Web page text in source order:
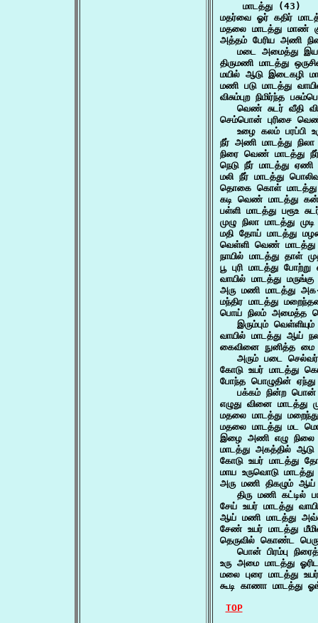
    மாடத்து (43)
மதர்வை ஓர் கதிர்
மதலை மாடத்து மாண்
அத்தம் பேரிய அணி
மடை அமைத்து
திருமணி மாடத்து
மயில் ஆடு இடைகழி
மணி படு மாடத்து
விசும்புற நிமிர்ந்த
வெண் சுடர் வீதி
செம்பொன் புரிசை
உழை கலம் பரப்பி
நீர் அணி மாடத்து
நிரை வெண் மாடத்து
நெடு நீர் மாடத்து
மலி நீர் மாடத்து
தொகை கொள்
கடி வெண் மாடத்து
பள்ளி மாடத்து பரூஉ
முழு நிலா மாடத்து
மதி தோய் மாடத்து
வெள்ளி வெண்
நாயில் மாடத்து தாள்
பூ புரி மாடத்து
வாயில் மாடத்து
அரு மணி மாடத்து
மந்திர மாடத்து
பொய் நிலம் அமைத்த
இரும்பும்
வாயில் மாடத்து ஆய்
கைவினை நுனித்த மை
அரும் படை செல்வர்
கோடு உயர் மாடத்து
போந்த பொழுதின் ஏந்து
பக்கம் நின்ற பொன்
எழுது வினை மாடத்து
மதலை மாடத்து
மதலை மாடத்து மட
இழை அணி எழு
மாடத்து அகத்தில்
கோடு உயர் மாடத்து
மாய உருவொடு
அரு மணி திகழும்
திரு மணி கட்டில்
சேய் உயர் மாடத்து
ஆய் மணி மாடத்து
சேண் உயர் மாடத்து
தெருவில் கொண்ட
பொன் பிரம்பு
உரு அமை மாடத்து
மலை புரை மாடத்து
கூடி காணா மாடத்து
TOP